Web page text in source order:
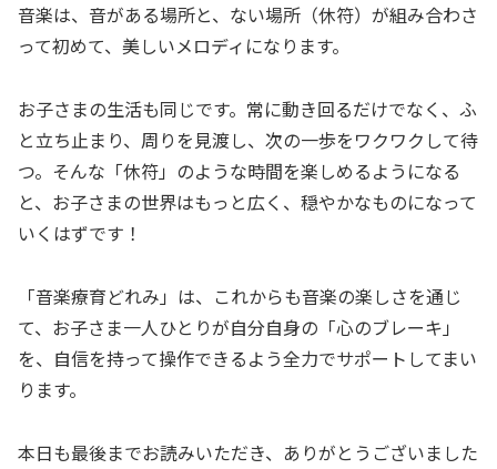
音楽は、音がある場所と、ない場所（休符）が組み合わさ
って初めて、美しいメロディになります。
お子さまの生活も同じです。常に動き回るだけでなく、ふ
と立ち止まり、周りを見渡し、次の一歩をワクワクして待
つ。そんな「休符」のような時間を楽しめるようになる
と、お子さまの世界はもっと広く、穏やかなものになって
いくはずです！
「音楽療育どれみ」は、これからも音楽の楽しさを通じ
て、お子さま一人ひとりが自分自身の「心のブレーキ」
を、自信を持って操作できるよう全力でサポートしてまい
ります。
本日も最後までお読みいただき、ありがとうございました